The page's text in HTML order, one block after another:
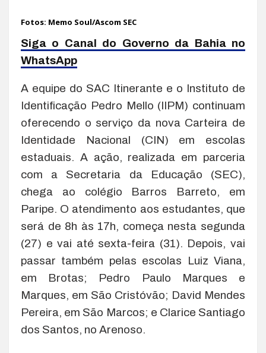
Fotos: Memo Soul/Ascom SEC
Siga o Canal do Governo da Bahia no
WhatsApp
A equipe do SAC Itinerante e o Instituto de
Identificação Pedro Mello (IIPM) continuam
oferecendo o serviço da nova Carteira de
Identidade Nacional (CIN) em escolas
estaduais. A ação, realizada em parceria
com a Secretaria da Educação (SEC),
chega ao colégio Barros Barreto, em
Paripe. O atendimento aos estudantes, que
será de 8h às 17h, começa nesta segunda
(27) e vai até sexta-feira (31). Depois, vai
passar também pelas escolas Luiz Viana,
em Brotas; Pedro Paulo Marques e
Marques, em São Cristóvão; David Mendes
Pereira, em São Marcos; e Clarice Santiago
dos Santos, no Arenoso.